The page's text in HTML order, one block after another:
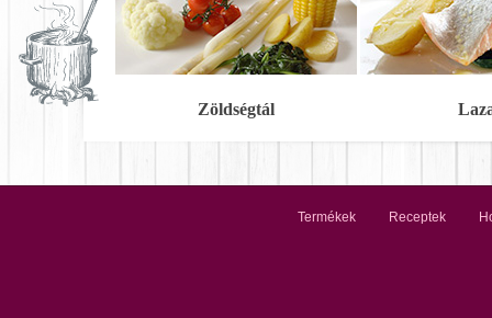
Zöldségtál
Termékek Receptek